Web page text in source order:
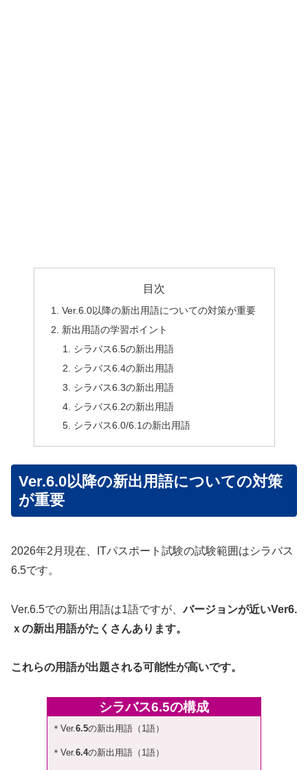
目次
Ver.6.0以降の新出用語についての対策が重要
新出用語の学習ポイント
シラバス6.5の新出用語
シラバス6.4の新出用語
シラバス6.3の新出用語
シラバス6.2の新出用語
シラバス6.0/6.1の新出用語
Ver.6.0以降の新出用語についての対策
が重要
2026年2月現在、ITパスポート試験の試験範囲はシラバス
6.5です。
Ver.6.5での新出用語は1語ですが、バージョンが近いVer6.
ｘの新出用語がたくさんあります。
これらの用語が出題される可能性が高いです。
シラバス6.5の構成
＊Ver.6.5の新出用語（1語）
＊Ver.6.4の新出用語（1語）